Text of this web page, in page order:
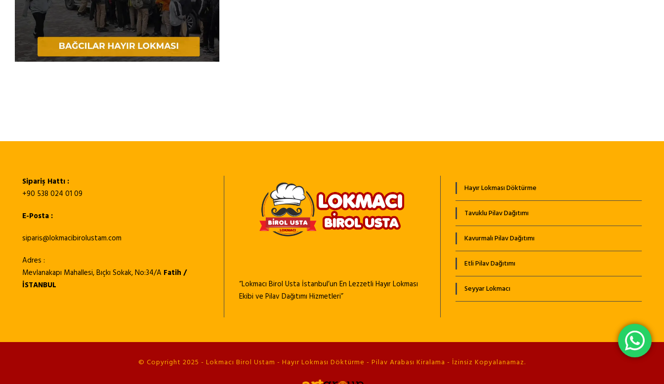
Sipariş Hattı :
+90 538 024 01 09
E-Posta :
siparis@lokmacibirolustam.com
Adres :
Mevlanakapı Mahallesi, Bıçkı Sokak, No:34/A Fatih /
İSTANBUL
“Lokmacı Birol Usta İstanbul’un En Lezzetli Hayır Lokması
Ekibi ve Pilav Dağıtımı Hizmetleri”
Hayır Lokması Döktürme
Tavuklu Pilav Dağıtımı
Kavurmalı Pilav Dağıtımı
Etli Pilav Dağıtımı
Seyyar Lokmacı
© Copyright 2025 - Lokmacı Birol Ustam - Hayır Lokması Döktürme - Pilav Arabası Kiralama - İzinsiz Kopyalanamaz.